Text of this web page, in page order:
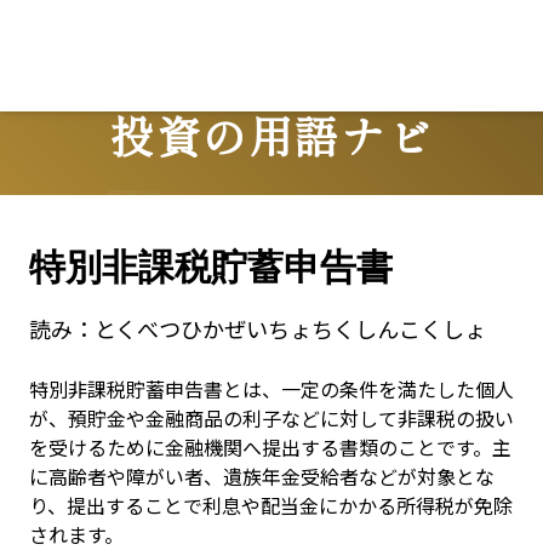
投資の用語ナビ
Terms
特別非課税貯蓄申告書
読み： とくべつひかぜいちょちくしんこくしょ
特別非課税貯蓄申告書とは、一定の条件を満たした個人
が、預貯金や金融商品の利子などに対して非課税の扱い
を受けるために金融機関へ提出する書類のことです。主
に高齢者や障がい者、遺族年金受給者などが対象とな
り、提出することで利息や配当金にかかる所得税が免除
されます。